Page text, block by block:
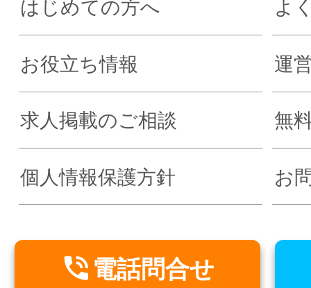
はじめての方へ よ
お役立ち情報 運
求人掲載のご相談 無
個人情報保護方針 お
 電話問合せ